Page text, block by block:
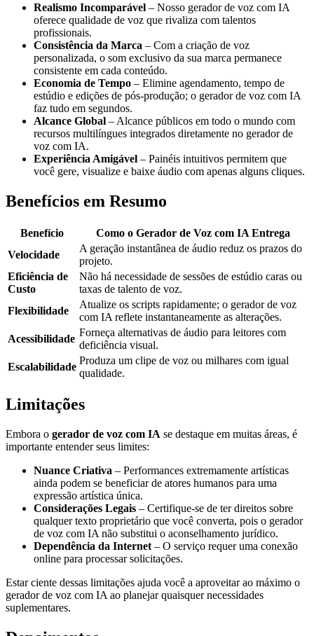
Realismo Incomparável – Nosso gerador de voz com IA
oferece qualidade de voz que rivaliza com talentos
profissionais.
Consistência da Marca – Com a criação de voz
personalizada, o som exclusivo da sua marca permanece
consistente em cada conteúdo.
Economia de Tempo – Elimine agendamento, tempo de
estúdio e edições de pós‑produção; o gerador de voz com IA
faz tudo em segundos.
Alcance Global – Alcance públicos em todo o mundo com
recursos multilíngues integrados diretamente no gerador de
voz com IA.
Experiência Amigável – Painéis intuitivos permitem que
você gere, visualize e baixe áudio com apenas alguns cliques.
Benefícios em Resumo
Benefício
Como o Gerador de Voz com IA Entrega
Velocidade
A geração instantânea de áudio reduz os prazos do
projeto.
Eficiência de
Custo
Não há necessidade de sessões de estúdio caras ou
taxas de talento de voz.
Flexibilidade
Atualize os scripts rapidamente; o gerador de voz
com IA reflete instantaneamente as alterações.
Acessibilidade
Forneça alternativas de áudio para leitores com
deficiência visual.
Escalabilidade
Produza um clipe de voz ou milhares com igual
qualidade.
Limitações
Embora o gerador de voz com IA se destaque em muitas áreas, é
importante entender seus limites:
Nuance Criativa – Performances extremamente artísticas
ainda podem se beneficiar de atores humanos para uma
expressão artística única.
Considerações Legais – Certifique‑se de ter direitos sobre
qualquer texto proprietário que você converta, pois o gerador
de voz com IA não substitui o aconselhamento jurídico.
Dependência da Internet – O serviço requer uma conexão
online para processar solicitações.
Estar ciente dessas limitações ajuda você a aproveitar ao máximo o
gerador de voz com IA ao planejar quaisquer necessidades
suplementares.